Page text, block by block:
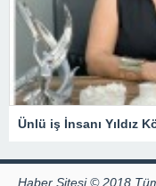
Haber Sitesi © 2018